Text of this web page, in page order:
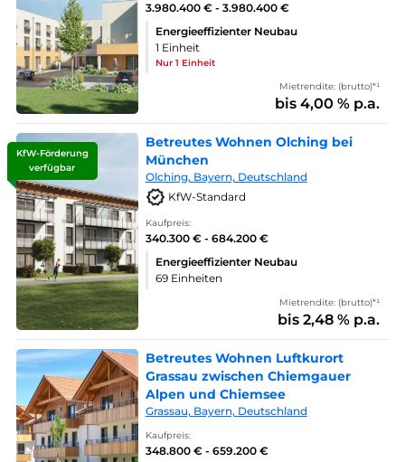
3.980.400 € - 3.980.400 €
Energieeffizienter Neubau
1 Einheit
Nur 1 Einheit
Mietrendite: (brutto)*¹
bis 4,00 % p.a.
KfW-Förderung
verfügbar
Betreutes Wohnen Olching bei
München
Olching, Bayern, Deutschland
KfW-Standard
Kaufpreis:
340.300 € - 684.200 €
Energieeffizienter Neubau
69 Einheiten
Mietrendite: (brutto)*¹
bis 2,48 % p.a.
Betreutes Wohnen Luftkurort
Grassau zwischen Chiemgauer
Alpen und Chiemsee
Grassau, Bayern, Deutschland
Kaufpreis:
348.800 € - 659.200 €